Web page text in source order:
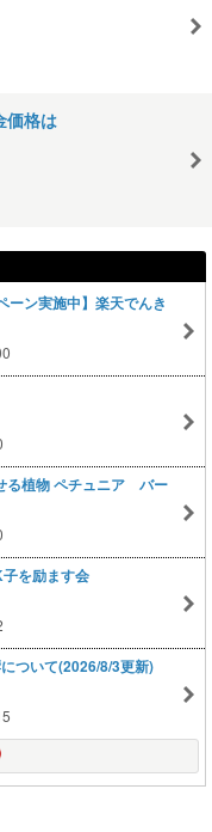
価格は
ーン実施中】楽天でんき
る植物 ペチュニア バー
を励ます会
ついて(2026/8/3更新)